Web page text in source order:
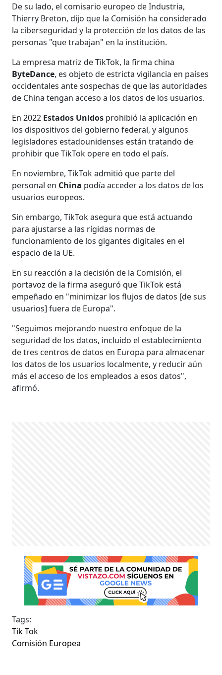
De su lado, el comisario europeo de Industria,
Thierry Breton, dijo que la Comisión ha considerado
la ciberseguridad y la protección de los datos de las
personas "que trabajan" en la institución.
La empresa matriz de TikTok, la firma china
ByteDance, es objeto de estricta vigilancia en países
occidentales ante sospechas de que las autoridades
de China tengan acceso a los datos de los usuarios.
En 2022 Estados Unidos prohibió la aplicación en
los dispositivos del gobierno federal, y algunos
legisladores estadounidenses están tratando de
prohibir que TikTok opere en todo el país.
En noviembre, TikTok admitió que parte del
personal en China podía acceder a los datos de los
usuarios europeos.
Sin embargo, TikTok asegura que está actuando
para ajustarse a las rígidas normas de
funcionamiento de los gigantes digitales en el
espacio de la UE.
En su reacción a la decisión de la Comisión, el
portavoz de la firma aseguró que TikTok está
empeñado en "minimizar los flujos de datos [de sus
usuarios] fuera de Europa".
"Seguimos mejorando nuestro enfoque de la
seguridad de los datos, incluido el establecimiento
de tres centros de datos en Europa para almacenar
los datos de los usuarios localmente, y reducir aún
más el acceso de los empleados a esos datos",
afirmó.
Tags:
Tik Tok
Comisión Europea